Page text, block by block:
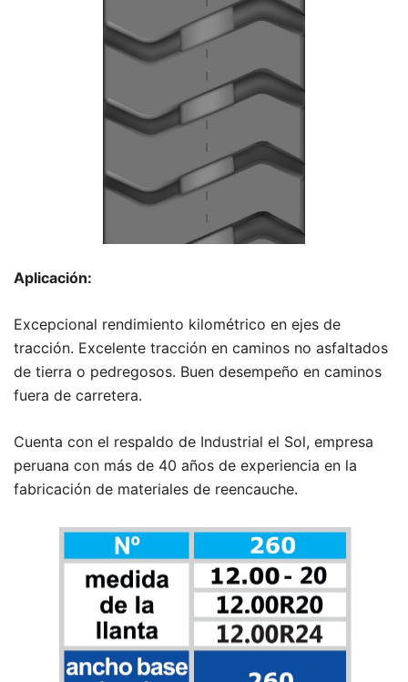
Aplicación:
Excepcional rendimiento kilométrico en ejes de
tracción. Excelente tracción en caminos no asfaltados
de tierra o pedregosos. Buen desempeño en caminos
fuera de carretera.
Cuenta con el respaldo de Industrial el Sol, empresa
peruana con más de 40 años de experiencia en la
fabricación de materiales de reencauche.